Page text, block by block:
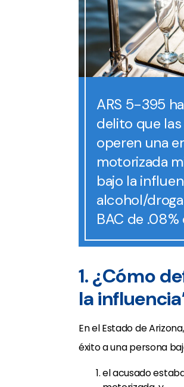
ARS 5-395
delito que
operen una
motorizada
bajo la
alcohol/
BAC de .08%
1. ¿Cómo
la
En el Estado de
éxito a una persona
el acusado